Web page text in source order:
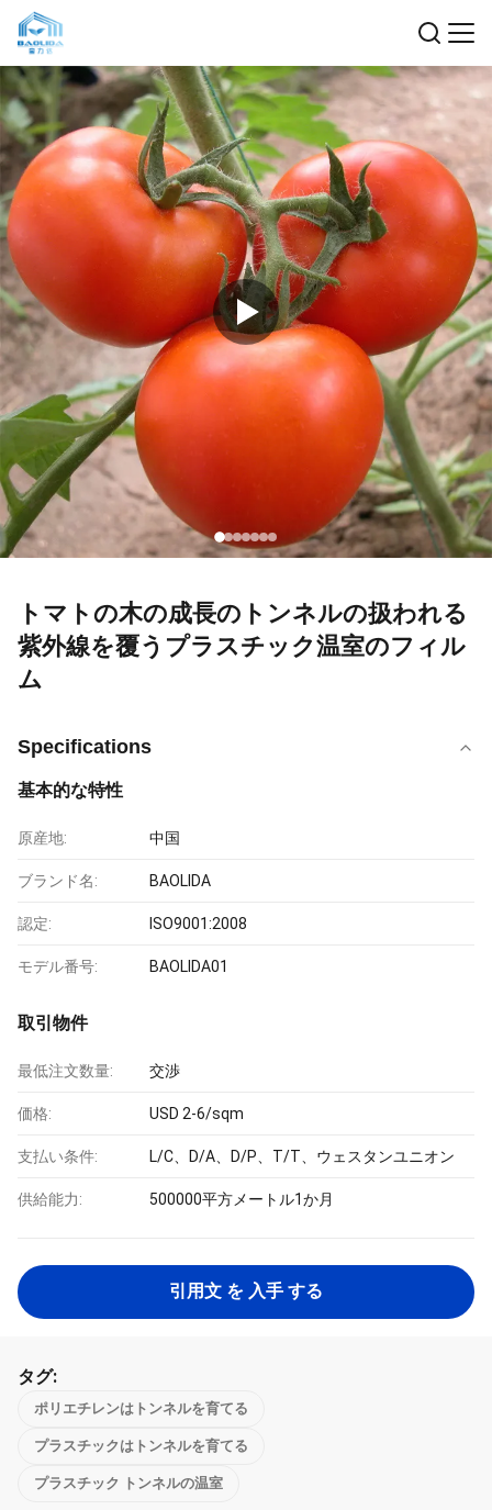
トマトの木の成長のトンネルの扱われる
紫外線を覆うプラスチック温室のフィル
ム
Specifications
基本的な特性
原産地: 中国
ブランド名: BAOLIDA
認定: ISO9001:2008
モデル番号: BAOLIDA01
取引物件
最低注文数量: 交渉
価格: USD 2-6/sqm
支払い条件: L/C、D/A、D/P、T/T、ウェスタンユニオン
供給能力: 500000平方メートル1か月
引用文 を 入手 する
タグ:
ポリエチレンはトンネルを育てる
プラスチックはトンネルを育てる
プラスチック トンネルの温室